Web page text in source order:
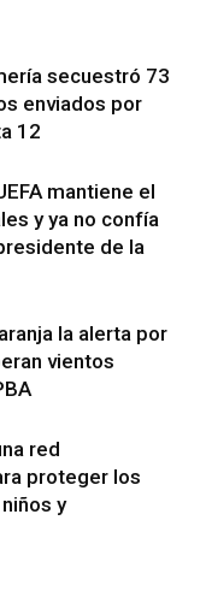
secuestró 73
enviados por
12
mantiene el
y ya no confía
de la
la alerta por
vientos
red
proteger los
y